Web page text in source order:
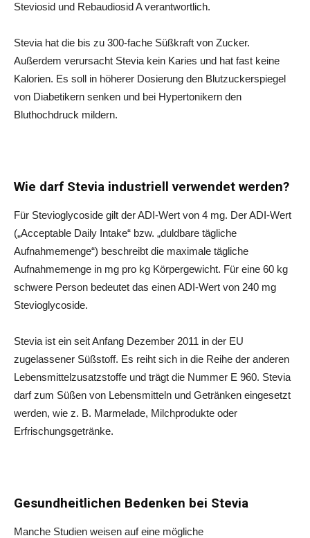
Steviosid und Rebaudiosid A verantwortlich.
Stevia hat die bis zu 300-fache Süßkraft von Zucker.
Außerdem verursacht Stevia kein Karies und hat fast keine
Kalorien. Es soll in höherer Dosierung den Blutzuckerspiegel
von Diabetikern senken und bei Hypertonikern den
Bluthochdruck mildern.
Wie darf Stevia industriell verwendet werden?
Für Stevioglycoside gilt der ADI-Wert von 4 mg. Der ADI-Wert
(„Acceptable Daily Intake“ bzw. „duldbare tägliche
Aufnahmemenge“) beschreibt die maximale tägliche
Aufnahmemenge in mg pro kg Körpergewicht. Für eine 60 kg
schwere Person bedeutet das einen ADI-Wert von 240 mg
Stevioglycoside.
Stevia ist ein seit Anfang Dezember 2011 in der EU
zugelassener Süßstoff. Es reiht sich in die Reihe der anderen
Lebensmittelzusatzstoffe und trägt die Nummer E 960. Stevia
darf zum Süßen von Lebensmitteln und Getränken eingesetzt
werden, wie z. B. Marmelade, Milchprodukte oder
Erfrischungsgetränke.
Gesundheitlichen Bedenken bei Stevia
Manche Studien weisen auf eine mögliche